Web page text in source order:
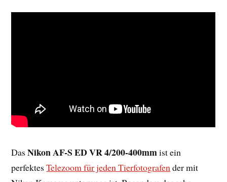
DasNikon AF-S ED VR 4/200-400mmist ein
perfektesTelezoom für jeden Tierfotografender mit